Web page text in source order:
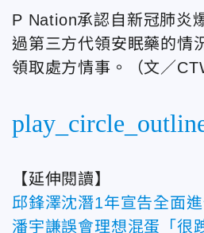
P Nation承認自新冠肺炎
過第三方代領安眠藥的情
領取處方情事。（文／
【延伸閱讀】
邱鋒澤沈潛1年宣告全面
潘宇謙誤會理想混蛋「